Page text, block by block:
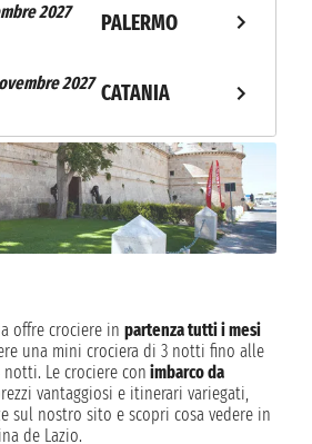
2027
PALERMO
2027 CATANIA
2027
KATAKOLON
2027
HERAKLION
2027
2027
LIMISSO
2027 NAVIGAZIONE
offre crociere in partenza tutti i mesi
una mini crociera di 3 notti fino alle
Le crociere con imbarco da
vantaggiosi e itinerari variegati,
sul nostro sito e scopri cosa vedere in
de Lazio.